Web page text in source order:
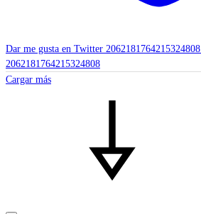
Dar me gusta en Twitter 2062181764215324808
2062181764215324808
Cargar más